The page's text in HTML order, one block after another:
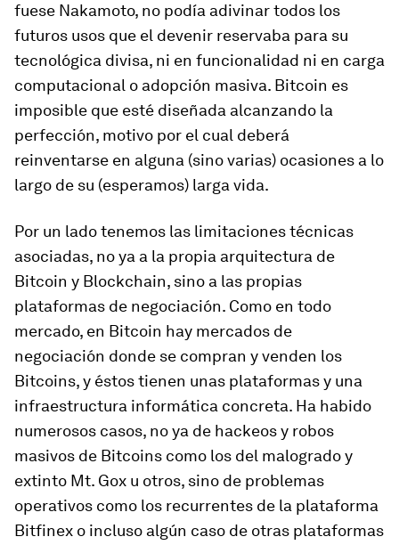
fuese Nakamoto, no podía adivinar todos los
futuros usos que el devenir reservaba para su
tecnológica divisa, ni en funcionalidad ni en carga
computacional o adopción masiva. Bitcoin es
imposible que esté diseñada alcanzando la
perfección, motivo por el cual deberá
reinventarse en alguna (sino varias) ocasiones a lo
largo de su (esperamos) larga vida.
Por un lado tenemos las limitaciones técnicas
asociadas, no ya a la propia arquitectura de
Bitcoin y Blockchain, sino a las propias
plataformas de negociación. Como en todo
mercado, en Bitcoin hay mercados de
negociación donde se compran y venden los
Bitcoins, y éstos tienen unas plataformas y una
infraestructura informática concreta. Ha habido
numerosos casos, no ya de hackeos y robos
masivos de Bitcoins como los del malogrado y
extinto Mt. Gox u otros, sino de problemas
operativos como los recurrentes de la plataforma
Bitfinex o incluso algún caso de otras plataformas